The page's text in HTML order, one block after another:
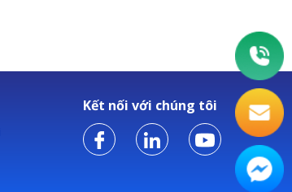
Kết nối với chúng tôi